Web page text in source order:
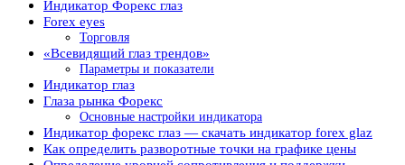
Индикатор Форекс глаз
Forex eyes
Торговля
«Всевидящий глаз трендов»
Параметры и показатели
Индикатор глаз
Глаза рынка Форекс
Основные настройки индикатора
Индикатор форекс глаз — cкачать индикатор forex glaz
Как определить разворотные точки на графике цены